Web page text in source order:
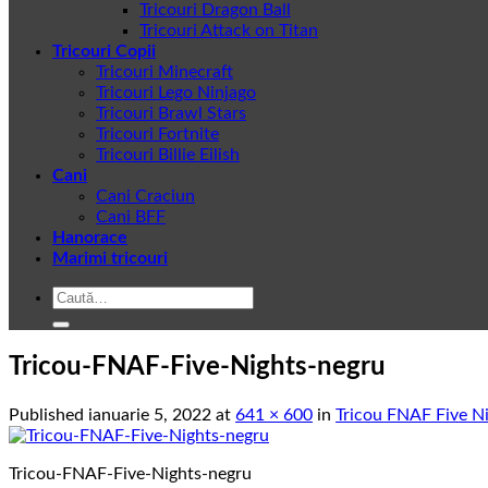
Tricouri Dragon Ball
Tricouri Attack on Titan
Tricouri Copii
Tricouri Minecraft
Tricouri Lego Ninjago
Tricouri Brawl Stars
Tricouri Fortnite
Tricouri Billie Eilish
Cani
Cani Craciun
Cani BFF
Hanorace
Marimi tricouri
Caută
Tricou-FNAF-Five-Nights-negru
Published ianuarie 5, 2022 at 641 × 600 in Tricou FNAF Five
Tricou-FNAF-Five-Nights-negru